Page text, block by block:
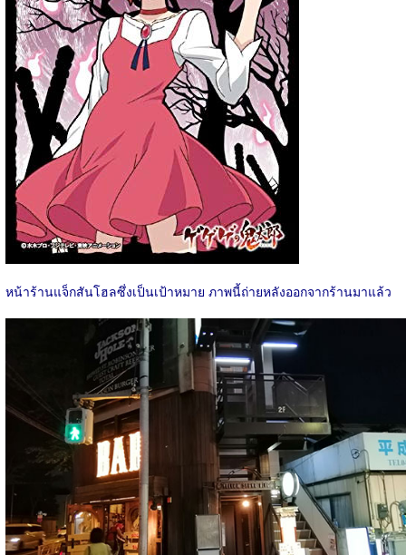
หน้าร้านแจ็กสันโฮลซึ่งเป็นเป้าหมาย ภาพนี้ถ่ายหลังออกจากร้านมาแล้ว